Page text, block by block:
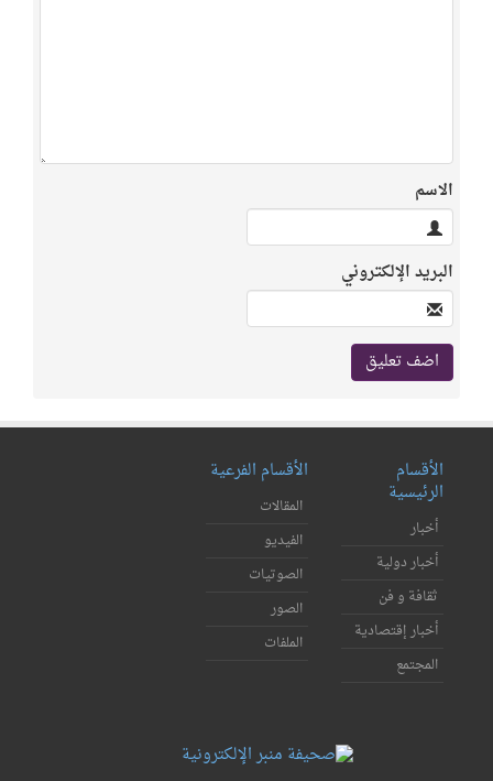
الاسم
البريد الإلكتروني
الأقسام
الرئيسية
أخبار
أخبار دولية
ثقافة و فن
أخبار إقتصادية
المجتمع
الأقسام الفرعية
المقالات
الفيديو
الصوتيات
الصور
الملفات